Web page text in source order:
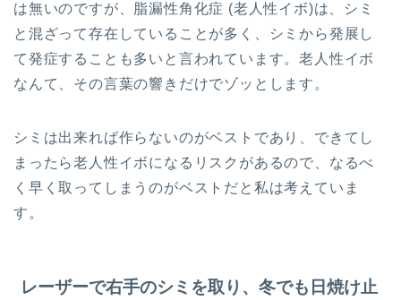
は無いのですが、脂漏性角化症 (老人性イボ)は、シミ
と混ざって存在していることが多く、シミから発展し
て発症することも多いと言われています。老人性イボ
なんて、その言葉の響きだけでゾッとします。
シミは出来れば作らないのがベストであり、できてし
まったら老人性イボになるリスクがあるので、なるべ
く早く取ってしまうのがベストだと私は考えていま
す。
レーザーで右手のシミを取り、冬でも日焼け止